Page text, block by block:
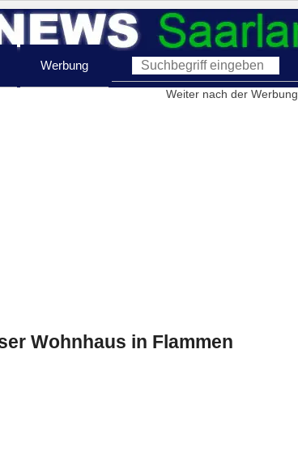
Werbung
Weiter nach der Werbung
Wohnhaus in Flammen